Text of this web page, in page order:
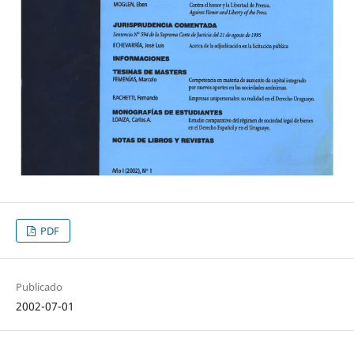
PDF
Publicado
2002-07-01